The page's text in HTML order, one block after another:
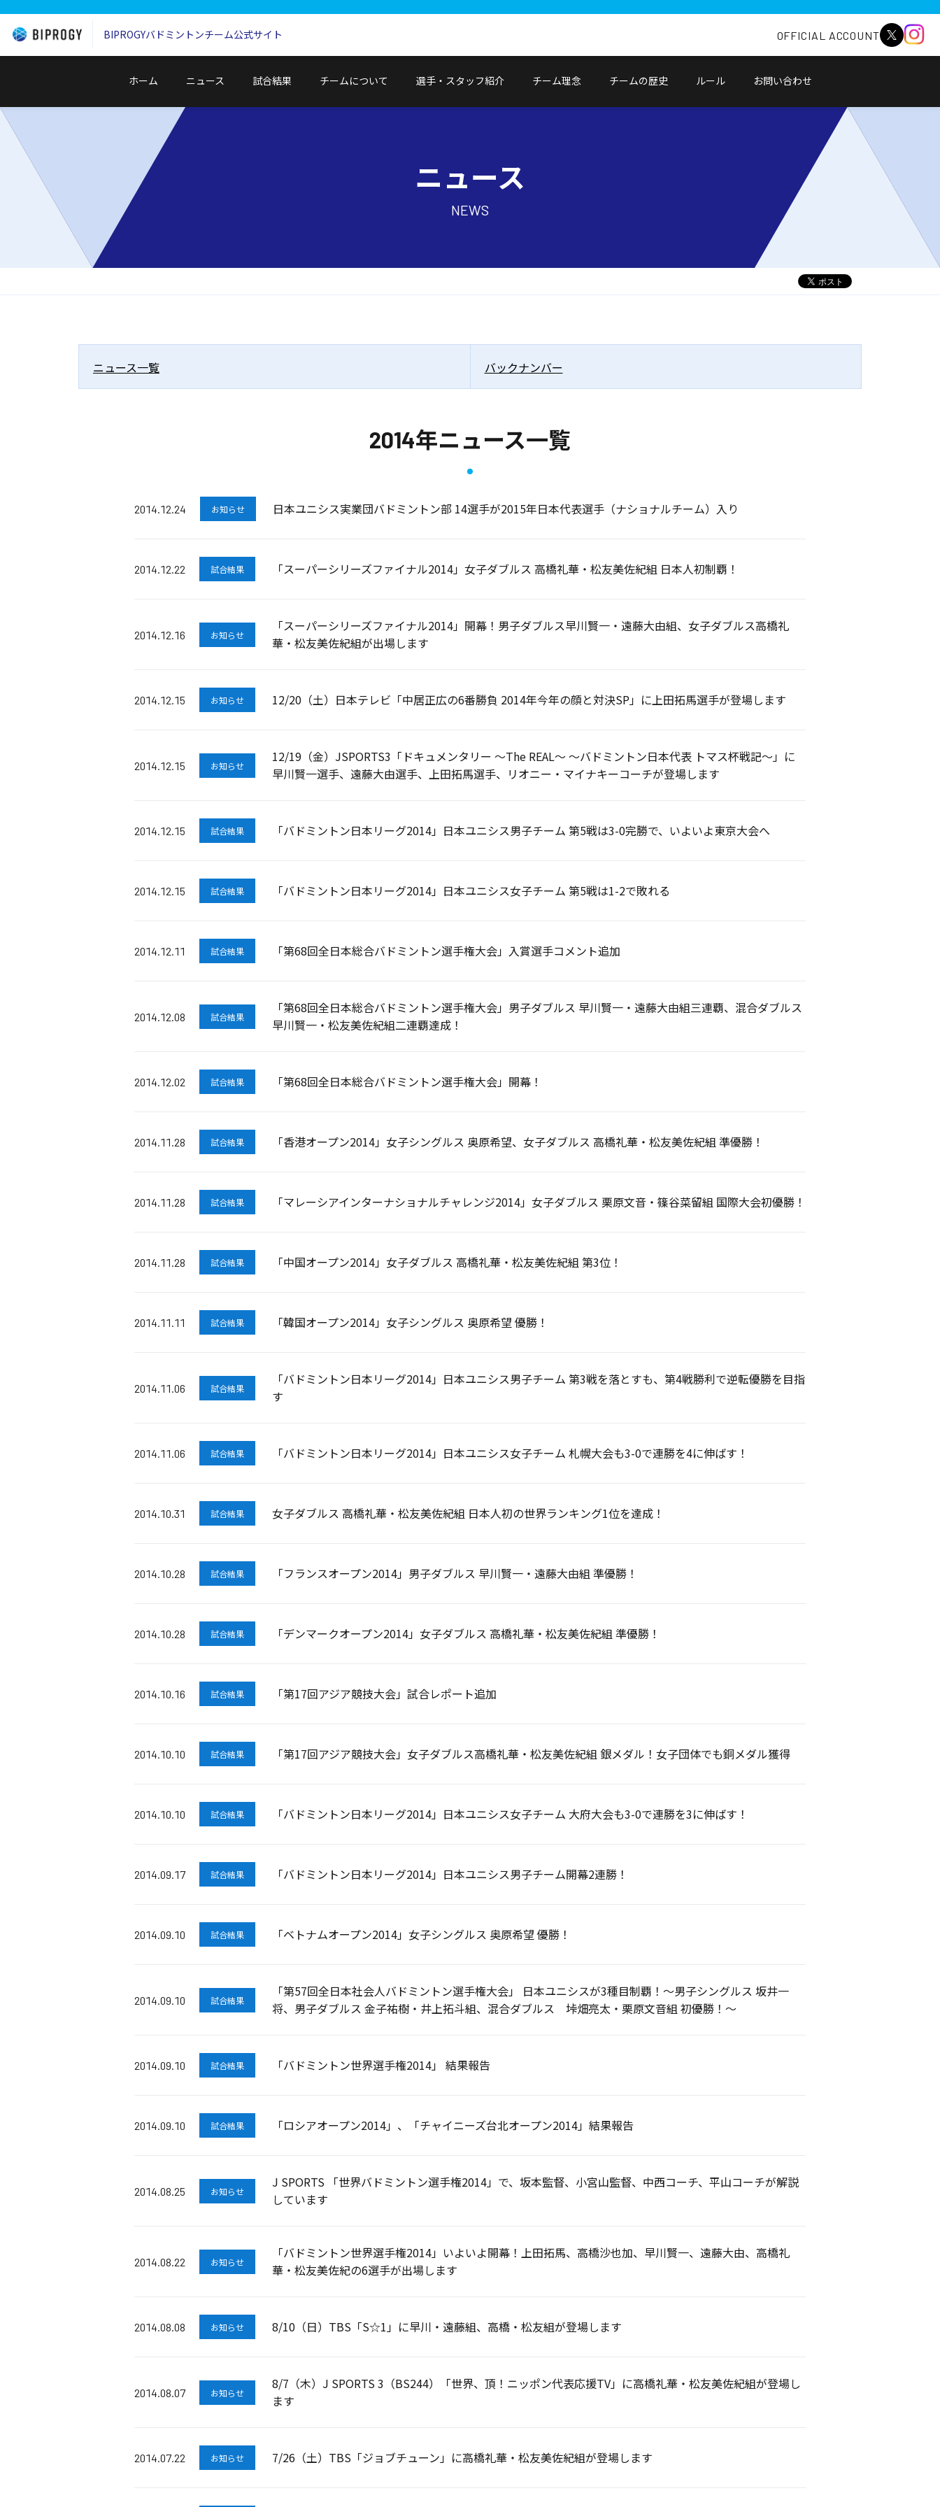
BIPROGYバドミントンチーム公式サイト OFFICIAL ACCOUNT
ホーム ニュース 試合結果 チームについて 選手・スタッフ紹介 チーム理念 チームの歴史 ルール お問い合わせ
ウ
ド
ウ
ニュース
NEWS
ニュース一覧 バックナンバー
2014年ニュース一覧
2014.12.24 お知らせ 日本ユニシス実業団バドミントン部 14選手が2015年日本代表選手（ナショナルチーム）入り
2014.12.22 試合結果 「スーパーシリーズファイナル2014」女子ダブルス 高橋礼華・松友美佐紀組 日本人初制覇！
2014.12.16 お知らせ
「スーパーシリーズファイナル2014」開幕！男子ダブルス早川賢一・遠藤大由組、女子ダブルス高橋礼
華・松友美佐紀組が出場します
2014.12.15 お知らせ 12/20（土）日本テレビ「中居正広の6番勝負 2014年今年の顔と対決SP」に上田拓馬選手が登場します
2014.12.15 お知らせ
12/19（金）JSPORTS3「ドキュメンタリー ～The REAL～ ～バドミントン日本代表 トマス杯戦記～」に
早川賢一選手、遠藤大由選手、上田拓馬選手、リオニー・マイナキーコーチが登場します
2014.12.15 試合結果 「バドミントン日本リーグ2014」日本ユニシス男子チーム 第5戦は3-0完勝で、いよいよ東京大会へ
2014.12.15 試合結果 「バドミントン日本リーグ2014」日本ユニシス女子チーム 第5戦は1-2で敗れる
2014.12.11 試合結果 「第68回全日本総合バドミントン選手権大会」入賞選手コメント追加
2014.12.08 試合結果
「第68回全日本総合バドミントン選手権大会」男子ダブルス 早川賢一・遠藤大由組三連覇、混合ダブルス
早川賢一・松友美佐紀組二連覇達成！
2014.12.02 試合結果 「第68回全日本総合バドミントン選手権大会」開幕！
2014.11.28 試合結果 「香港オープン2014」女子シングルス 奥原希望、女子ダブルス 高橋礼華・松友美佐紀組 準優勝！
2014.11.28 試合結果 「マレーシアインターナショナルチャレンジ2014」女子ダブルス 栗原文音・篠谷菜留組 国際大会初優勝！
2014.11.28 試合結果 「中国オープン2014」女子ダブルス 高橋礼華・松友美佐紀組 第3位！
2014.11.11 試合結果 「韓国オープン2014」女子シングルス 奥原希望 優勝！
2014.11.06 試合結果
「バドミントン日本リーグ2014」日本ユニシス男子チーム 第3戦を落とすも、第4戦勝利で逆転優勝を目指
す
2014.11.06 試合結果 「バドミントン日本リーグ2014」日本ユニシス女子チーム 札幌大会も3-0で連勝を4に伸ばす！
2014.10.31 試合結果 女子ダブルス 高橋礼華・松友美佐紀組 日本人初の世界ランキング1位を達成！
2014.10.28 試合結果 「フランスオープン2014」男子ダブルス 早川賢一・遠藤大由組 準優勝！
2014.10.28 試合結果 「デンマークオープン2014」女子ダブルス 高橋礼華・松友美佐紀組 準優勝！
2014.10.16 試合結果 「第17回アジア競技大会」試合レポート追加
2014.10.10 試合結果 「第17回アジア競技大会」女子ダブルス高橋礼華・松友美佐紀組 銀メダル！女子団体でも銅メダル獲得
2014.10.10 試合結果 「バドミントン日本リーグ2014」日本ユニシス女子チーム 大府大会も3-0で連勝を3に伸ばす！
2014.09.17 試合結果 「バドミントン日本リーグ2014」日本ユニシス男子チーム開幕2連勝！
2014.09.10 試合結果 「ベトナムオープン2014」女子シングルス 奥原希望 優勝！
2014.09.10 試合結果
「第57回全日本社会人バドミントン選手権大会」 日本ユニシスが3種目制覇！～男子シングルス 坂井一
将、男子ダブルス 金子祐樹・井上拓斗組、混合ダブルス 垰畑亮太・栗原文音組 初優勝！～
2014.09.10 試合結果 「バドミントン世界選手権2014」 結果報告
2014.09.10 試合結果 「ロシアオープン2014」、「チャイニーズ台北オープン2014」結果報告
2014.08.25 お知らせ
J SPORTS 「世界バドミントン選手権2014」で、坂本監督、小宮山監督、中西コーチ、平山コーチが解説
しています
2014.08.22 お知らせ
「バドミントン世界選手権2014」いよいよ開幕！上田拓馬、高橋沙也加、早川賢一、遠藤大由、高橋礼
華・松友美佐紀の6選手が出場します
2014.08.08 お知らせ 8/10（日）TBS「S☆1」に早川・遠藤組、高橋・松友組が登場します
2014.08.07 お知らせ
8/7（木）J SPORTS 3（BS244）「世界、頂！ニッポン代表応援TV」に高橋礼華・松友美佐紀組が登場し
ます
2014.07.22 お知らせ 7/26（土）TBS「ジョブチューン」に高橋礼華・松友美佐紀組が登場します